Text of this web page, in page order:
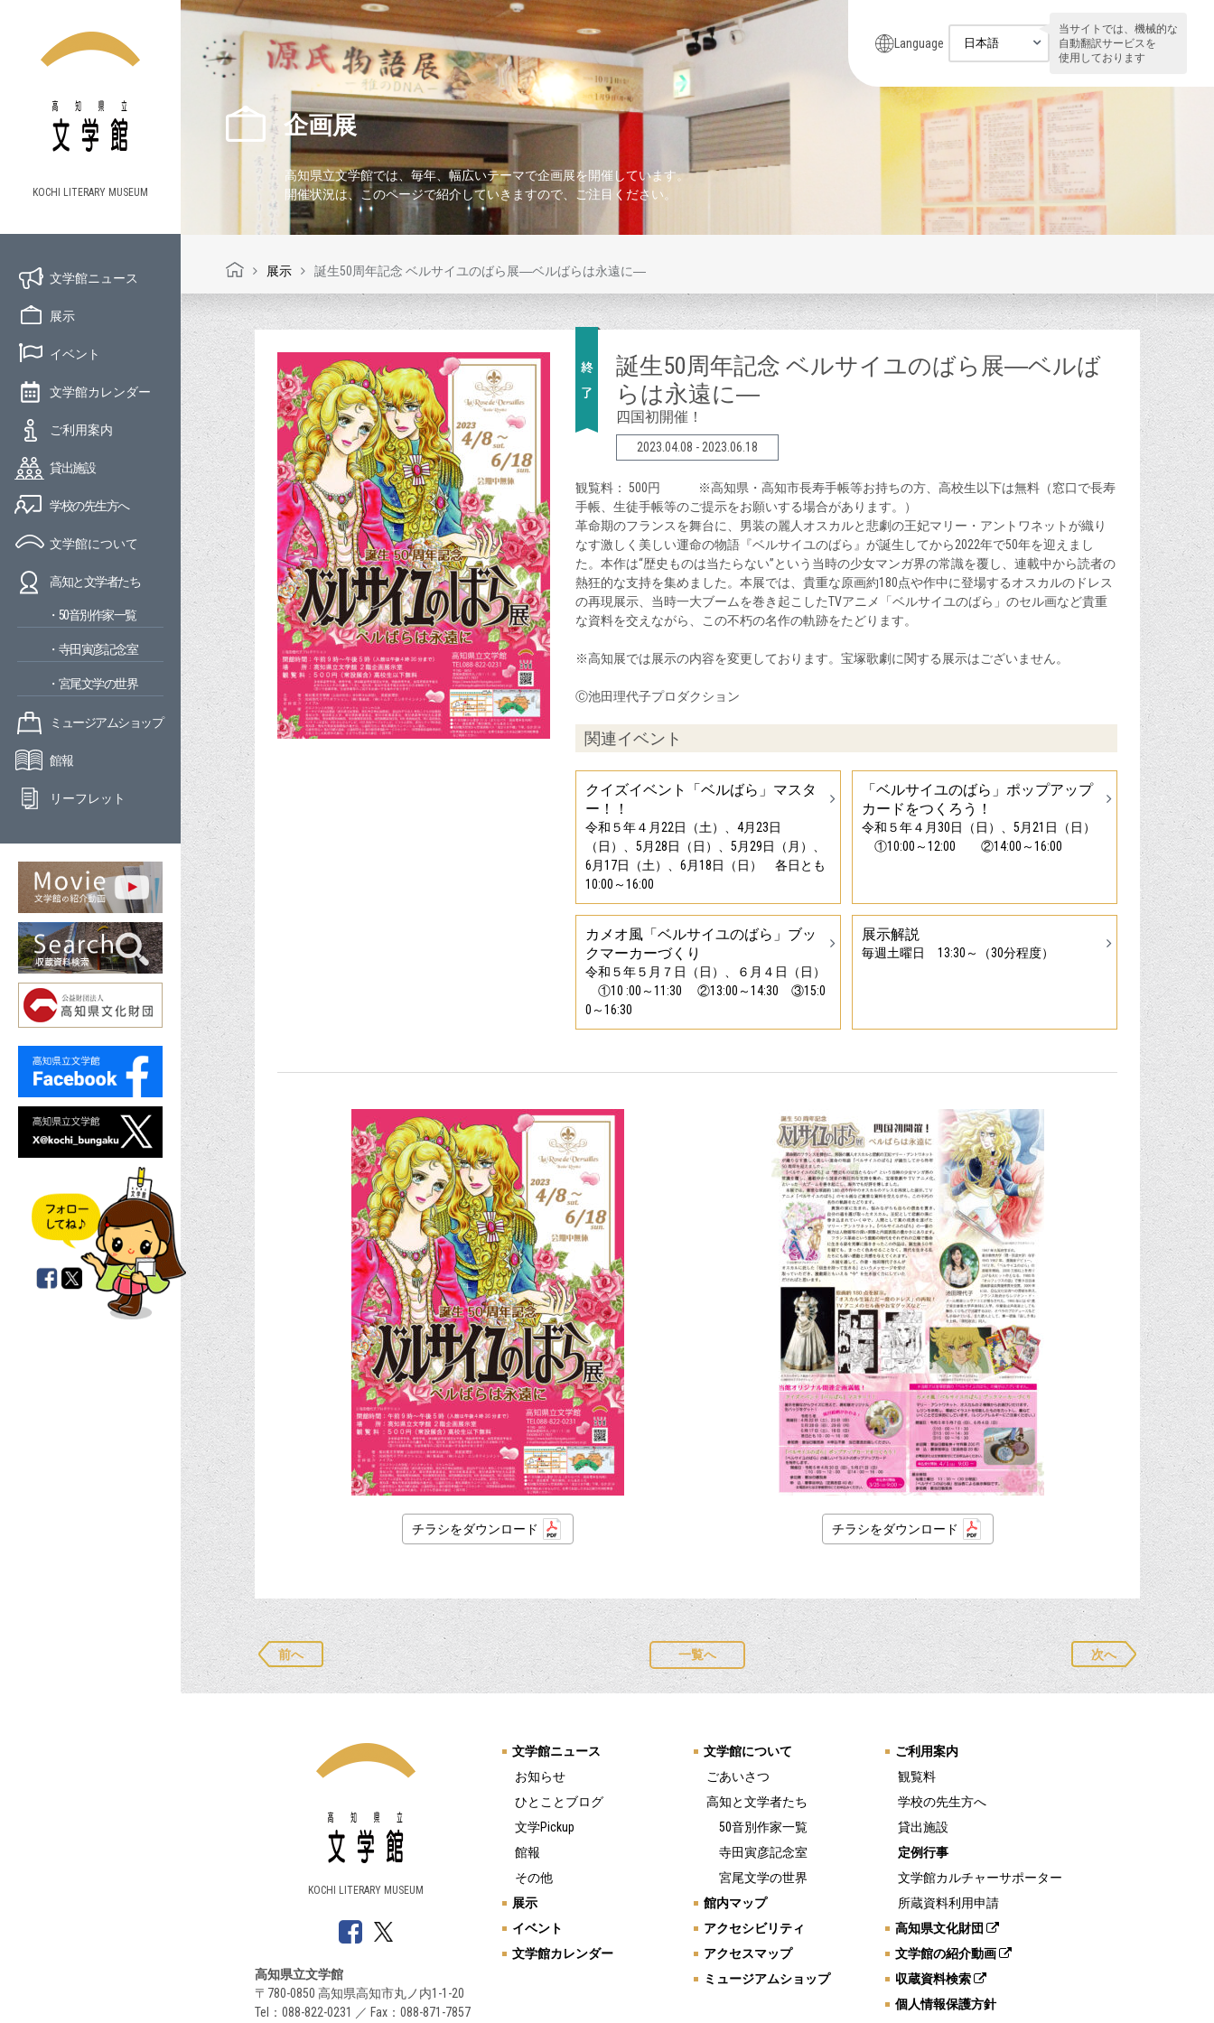
KOCHI LITERARY MUSEUM
文学館ニュース
展示
イベント
文学館カレンダー
ご利用案内
貸出施設
学校の先生方へ
文学館について
高知と文学者たち
・50音別作家一覧
・寺田寅彦記念室
・宮尾文学の世界
ミュージアムショップ
館報
リーフレット
Language
当サイトでは、機械的な
自動翻訳サービスを
使用しております
企画展
高知県立文学館では、毎年、幅広いテーマで企画展を開催しています。
開催状況は、このページで紹介していきますので、ご注目ください。
展示 誕生50周年記念 ベルサイユのばら展―ベルばらは永遠に―
誕生50周年記念 ベルサイユのばら展―ベルば
らは永遠に―
四国初開催！
2023.04.08 - 2023.06.18
観覧料： 500円 ※高知県・高知市長寿手帳等お持ちの方、高校生以下は無料（窓口で長寿
手帳、生徒手帳等のご提示をお願いする場合があります。）
革命期のフランスを舞台に、男装の麗人オスカルと悲劇の王妃マリー・アントワネットが織り
なす激しく美しい運命の物語『ベルサイユのばら』が誕生してから2022年で50年を迎えまし
た。本作は“歴史ものは当たらない”という当時の少女マンガ界の常識を覆し、連載中から読者の
熱狂的な支持を集めました。本展では、貴重な原画約180点や作中に登場するオスカルのドレス
の再現展示、当時一大ブームを巻き起こしたTVアニメ「ベルサイユのばら」のセル画など貴重
な資料を交えながら、この不朽の名作の軌跡をたどります。
※高知展では展示の内容を変更しております。宝塚歌劇に関する展示はございません。
Ⓒ池田理代子プロダクション
関連イベント
クイズイベント「ベルばら」マスタ
ー！！
令和５年４月22日（土）、4月23日
（日）、5月28日（日）、5月29日（月）、
6月17日（土）、6月18日（日） 各日とも
10:00～16:00
「ベルサイユのばら」ポップアップ
カードをつくろう！
令和５年４月30日（日）、5月21日（日）
①10:00～12:00 ②14:00～16:00
カメオ風「ベルサイユのばら」ブッ
クマーカーづくり
令和５年５月７日（日）、６月４日（日）
①10 :00～11:30 ②13:00～14:30 ③15:0
0～16:30
展示解説
毎週土曜日 13:30～（30分程度）
チラシをダウンロード チラシをダウンロード
前へ 一覧へ 次へ
KOCHI LITERARY MUSEUM
高知県立文学館
〒780-0850 高知県高知市丸ノ内1-1-20
Tel：088-822-0231 ／ Fax：088-871-7857
文学館ニュース
お知らせ
ひとことブログ
文学Pickup
館報
その他
展示
イベント
文学館カレンダー
文学館について
ごあいさつ
高知と文学者たち
50音別作家一覧
寺田寅彦記念室
宮尾文学の世界
館内マップ
アクセシビリティ
アクセスマップ
ミュージアムショップ
ご利用案内
観覧料
学校の先生方へ
貸出施設
定例行事
文学館カルチャーサポーター
所蔵資料利用申請
高知県文化財団
文学館の紹介動画
収蔵資料検索
個人情報保護方針